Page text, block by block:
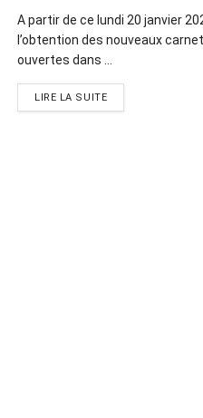
A partir de ce lundi 20 janvier
l’obtention des nouveaux
ouvertes dans ...
LIRE LA SUITE